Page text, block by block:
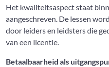
Het kwaliteitsaspect staat
aangeschreven. De lessen
door leiders en leidsters die
van een licentie.
Betaalbaarheid als